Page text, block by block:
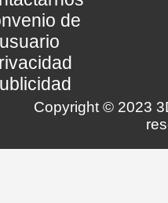
de
Copyright © 2023